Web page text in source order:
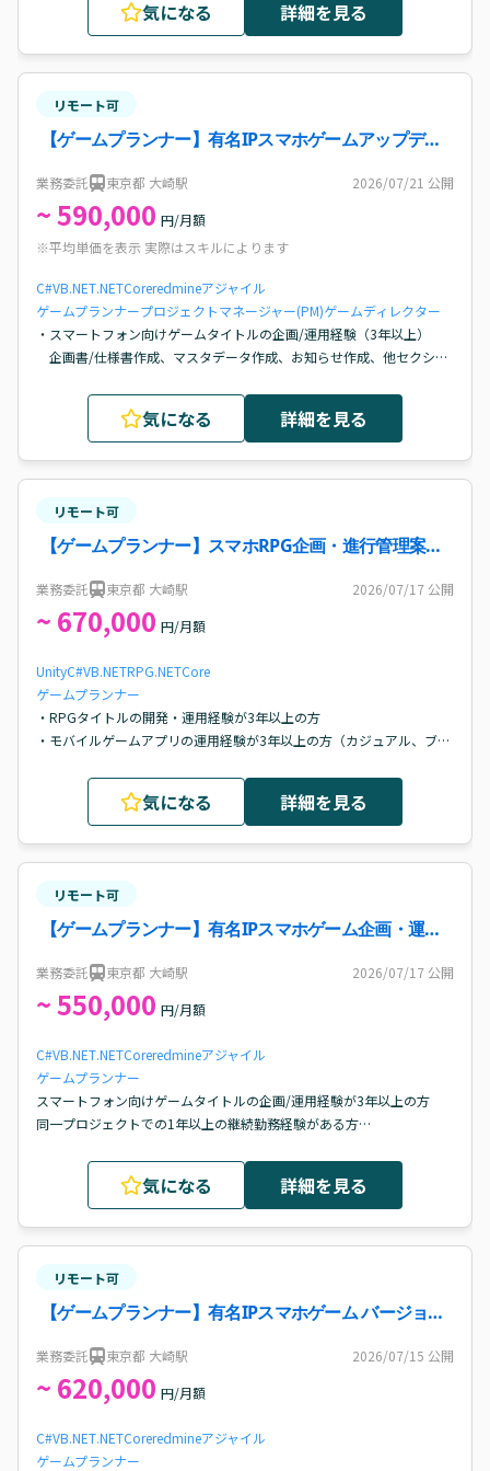
・プロジェクトのリーダーもしくは職能・業務領域のリーダー経験 1年
・Git等のバージョン管理システムが使えること
・基本的なPCスキル（Excel、パワーポイント、スプレッドシート等）
気になる 詳細を見る
リモート可
【ゲームプランナー】有名IPスマホゲームアップデー
業務委託 東京都 大崎駅 2026/07/21 公開
~ 590,000 円/月額
※平均単価を表示 実際はスキルによります
C#VB.NET.NETCoreredmineアジャイル
ゲームプランナープロジェクトマネージャー(PM)ゲームディレクター
・スマートフォン向けゲームタイトルの企画/運用経験（3年以上）
企画書/仕様書作成、マスタデータ作成、お知らせ作成、他セクショ
・同一のプロジェクトで1年以上の継続勤務経験：参画後の安定した業
務遂行に期待が持てること、それを示す経歴を有していること
・スマートフォン向けゲームタイトルのアップデート開発経験
ションとの調整、成果物の完成、リリースまでの開発推進を主導した
経験があること
プロジェクトチーム内でエンジニアやデザイナー等と円滑なコミュ
ニケーションを図り、調整/連携を主体的に取り組めること
気になる 詳細を見る
リモート可
【ゲームプランナー】スマホRPG企画・進行管理案
業務委託 東京都 大崎駅 2026/07/17 公開
~ 670,000 円/月額
UnityC#VB.NETRPG.NETCore
ゲームプランナー
・RPGタイトルの開発・運用経験が3年以上の方
・モバイルゲームアプリの運用経験が3年以上の方（カジュアル、ブラ
・プロジェクトまたは領域のリーダー経験が1年以上の方
・市場評価を得たタイトルへの携わりが1年以上の方
・Gitを用いた開発経験がある方
気になる 詳細を見る
リモート可
【ゲームプランナー】有名IPスマホゲーム企画・運用
業務委託 東京都 大崎駅 2026/07/17 公開
~ 550,000 円/月額
C#VB.NET.NETCoreredmineアジャイル
ゲームプランナー
スマートフォン向けゲームタイトルの企画/運用経験が3年以上の方
同一プロジェクトでの1年以上の継続勤務経験がある方
までを完遂した経験がある方
エンジニアやデザイナー等と円滑なコミュニケーション・折衝ができ
気になる 詳細を見る
リモート可
【ゲームプランナー】有名IPスマホゲーム バージョン
業務委託 東京都 大崎駅 2026/07/15 公開
~ 620,000 円/月額
C#VB.NET.NETCoreredmineアジャイル
ゲームプランナー